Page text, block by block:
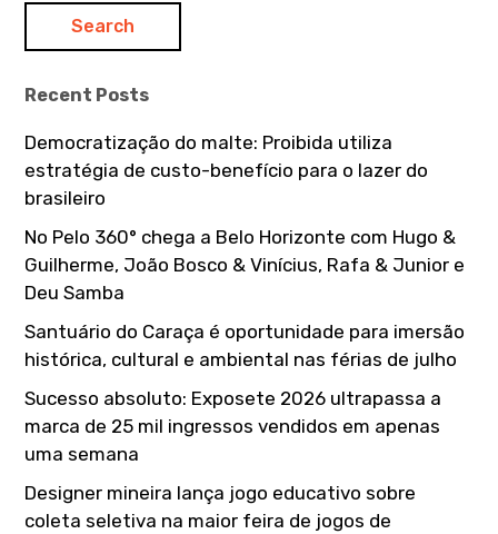
c
f
r
:
Recent Posts
Democratização do malte: Proibida utiliza
estratégia de custo-benefício para o lazer do
brasileiro
No Pelo 360° chega a Belo Horizonte com Hugo &
Guilherme, João Bosco & Vinícius, Rafa & Junior e
Deu Samba
Santuário do Caraça é oportunidade para imersão
histórica, cultural e ambiental nas férias de julho
Sucesso absoluto: Exposete 2026 ultrapassa a
marca de 25 mil ingressos vendidos em apenas
uma semana
Designer mineira lança jogo educativo sobre
coleta seletiva na maior feira de jogos de